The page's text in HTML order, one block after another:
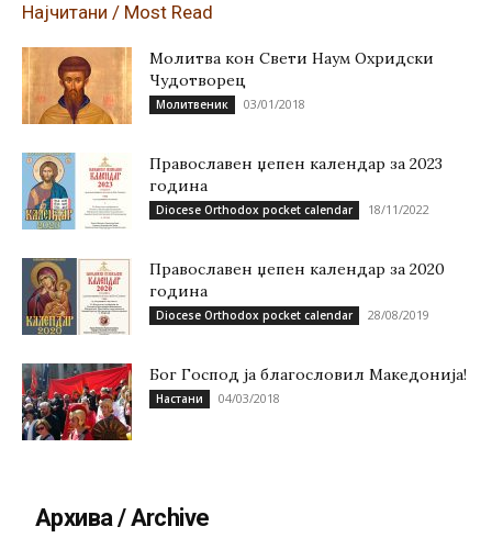
Најчитани / Most Read
Молитва кон Свети Наум Охридски
Чудотворец
Молитвеник 03/01/2018
Православен џепен календар за 2023
година
Diocese Orthodox pocket calendar 18/11/2022
Православен џепен календар за 2020
година
Diocese Orthodox pocket calendar 28/08/2019
Бог Господ ја благословил Македонија!
Настани 04/03/2018
Архива / Archive